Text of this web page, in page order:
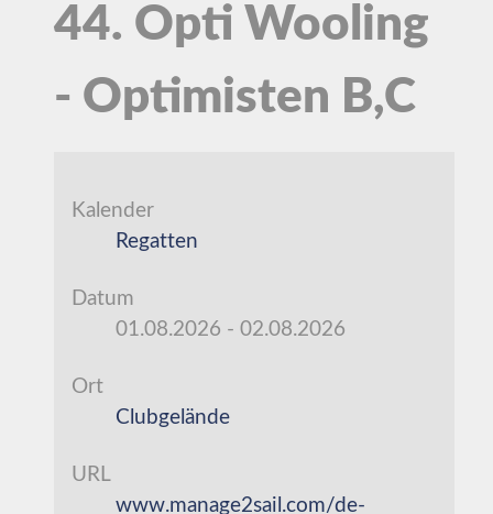
44. Opti Wooling
- Optimisten B,C
Kalender
Regatten
Datum
01.08.2026 - 02.08.2026
Ort
Clubgelände
URL
www.manage2sail.com/de-